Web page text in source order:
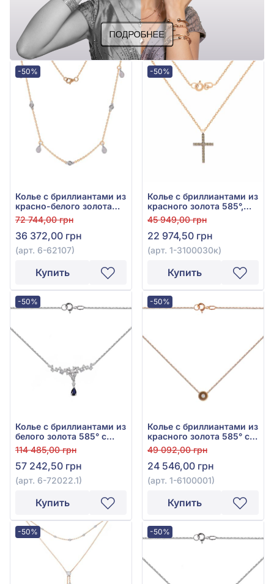
-50%
Колье с бриллиантами из
красно-белого золота
585°, Бриллиант 0,06ct,
арт. 6-62107
72 744,00 грн
36 372,00 грн
(арт. 6-62107)
Купить
-50%
Колье с бриллиантами из
красного золота 585°,
бриллиант 0,09ct, арт. 1-
3100030к
45 949,00 грн
22 974,50 грн
(арт. 1-3100030к)
Купить
-50%
Колье с бриллиантами из
белого золота 585° с
синими бриллиантами
0,08ct, синим сапфиром
гидро. 0,23ct и
прозрачными
бриллиантами 0,27ct,
114 485,00 грн
57 242,50 грн
(арт. 6-72022.1)
Купить
-50%
Колье с бриллиантами из
красного золота 585° с
бриллиантом 0,01ct, арт.
1-6100001
49 092,00 грн
24 546,00 грн
(арт. 1-6100001)
Купить
-50% -50%